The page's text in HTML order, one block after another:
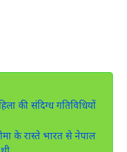
की संदिग्ध गतिविधियों
के रास्ते भारत से नेपाल